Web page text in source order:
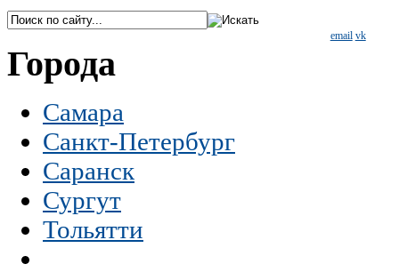
email vk
Города
Самара
Санкт-Петербург
Саранск
Сургут
Тольятти